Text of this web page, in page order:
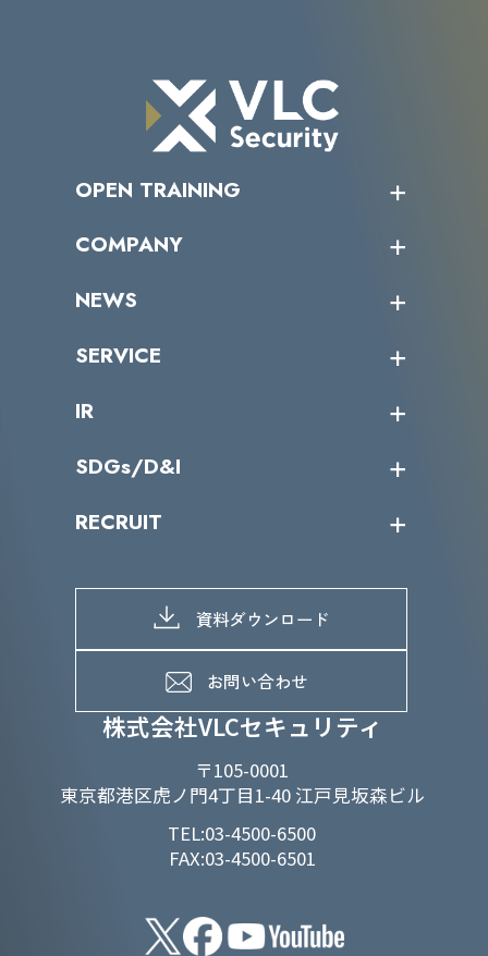
株式会社VLCセキュリティ
〒105-0001
東京都港区虎ノ門4丁目1-40 江戸見坂森ビル
TEL:03-4500-6500
FAX:03-4500-6501
OPEN TRAINING
受講者の声
COMPANY
トップメッセージ
ミッション／ビジョン
パートナー企業一覧
NEWS
サイバーニュース
SERVICE
カテゴリー別サービス一覧
IR
IRカレンダー
IRライブラリー
よくあるご質問
SDGs/D&I
当グループのマテリアリティ
SDGs推進体制
D&Iの取り組み
RECRUIT
募集職種一覧
メッセージ
メンバーインタビュー
資料ダウンロード
お問い合わせ